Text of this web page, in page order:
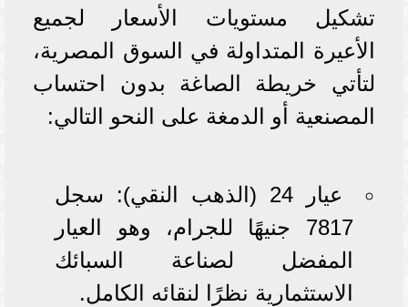
تشكيل مستويات الأسعار لجميع
الأعيرة المتداولة في السوق المصرية،
لتأتي خريطة الصاغة بدون احتساب
المصنعية أو الدمغة على النحو التالي:
عيار 24 (الذهب النقي): سجل
7817 جنيهًا للجرام، وهو العيار
المفضل لصناعة السبائك
الاستثمارية نظرًا لنقائه الكامل.